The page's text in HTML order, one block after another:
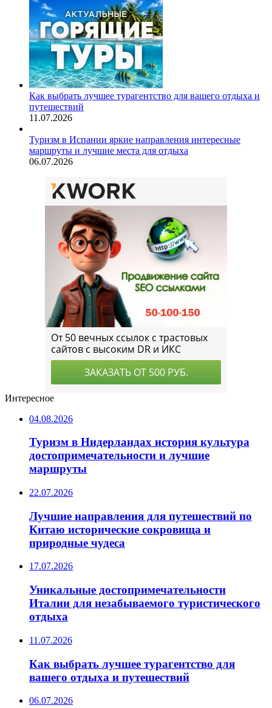
Как выбрать лучшее турагентство для вашего отдыха и
путешествий
11.07.2026
Туризм в Испании яркие направления интересные
маршруты и лучшие места для отдыха
06.07.2026
Интересное
04.08.2026
Туризм в Нидерландах история культура
достопримечательности и лучшие
маршруты
22.07.2026
Лучшие направления для путешествий по
Китаю исторические сокровища и
природные чудеса
17.07.2026
Уникальные достопримечательности
Италии для незабываемого туристического
отдыха
11.07.2026
Как выбрать лучшее турагентство для
вашего отдыха и путешествий
06.07.2026